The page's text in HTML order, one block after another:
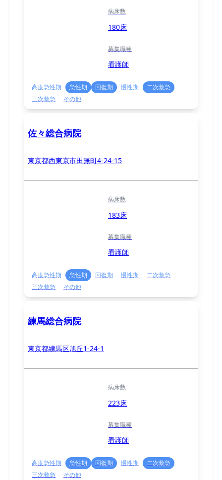
病床数
180床
募集職種
看護師
高度急性期 急性期 回復期 慢性期
二次救急
三次救急
その他
佐々総合病院
東京都西東京市田無町4-24-15
病床数
183床
募集職種
看護師
高度急性期 急性期 回復期 慢性期
二次救急
三次救急
その他
練馬総合病院
東京都練馬区旭丘1-24-1
病床数
223床
募集職種
看護師
高度急性期 急性期 回復期 慢性期
二次救急
三次救急
その他